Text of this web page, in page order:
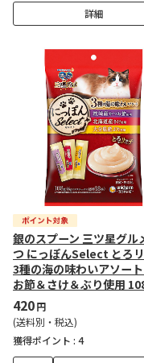
詳細
銀のスプーン 三ツ星グル
つ にっぽんSelect とろ
3種の海の味わいアソー
お節＆さけ＆ぶり使用
420円
(送料別・税込)
獲得ポイント : 4